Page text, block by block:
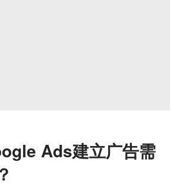
联系我们Ads建立广告需